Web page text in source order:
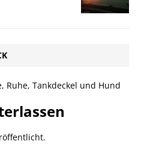
Ruhe, Tankdeckel und Hund